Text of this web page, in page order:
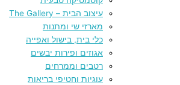
עיצוב הבית – The Gallery
מארזי שי ומתנות
כלי בית, בישול ואפייה
אגוזים ופירות יבשים
רטבים וממרחים
עוגיות וחטיפי בריאות